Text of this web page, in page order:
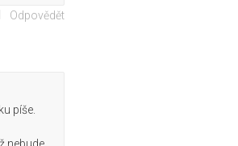
Odpovědět
píše.
nebude